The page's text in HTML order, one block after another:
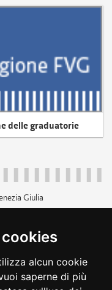
alcun cookie
saperne di più
delle graduatorie
Giulia
dichiarazione di